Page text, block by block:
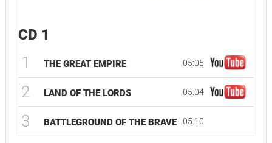
CD 1
1 THE GREAT EMPIRE 05:05
2 LAND OF THE LORDS 05:04
3 BATTLEGROUND OF THE BRAVE 05:10